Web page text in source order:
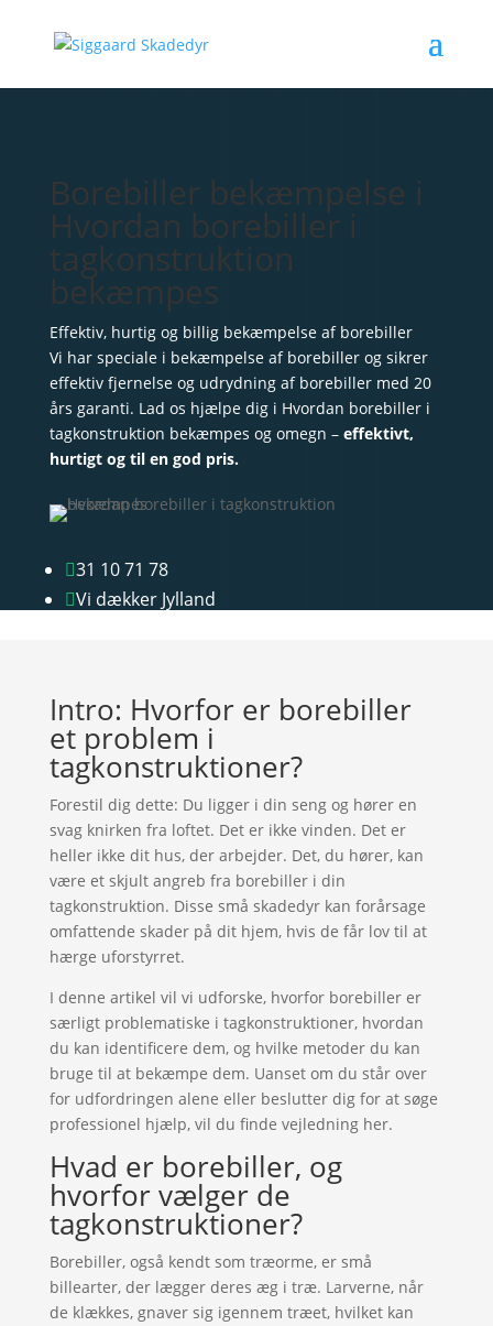
Borebiller bekæmpelse i
Hvordan borebiller i
tagkonstruktion
bekæmpes
Effektiv, hurtig og billig bekæmpelse af borebiller
Vi har speciale i bekæmpelse af borebiller og sikrer
effektiv fjernelse og udrydning af borebiller med 20
års garanti. Lad os hjælpe dig i Hvordan borebiller i
tagkonstruktion bekæmpes og omegn –effektivt,
hurtigt og til en god pris.
31 10 71 78
Vi dækker Jylland
Intro: Hvorfor er borebiller
et problem i
tagkonstruktioner?
Forestil dig dette: Du ligger i din seng og hører en
svag knirken fra loftet. Det er ikke vinden. Det er
heller ikke dit hus, der arbejder. Det, du hører, kan
være et skjult angreb fra borebiller i din
tagkonstruktion. Disse små skadedyr kan forårsage
omfattende skader på dit hjem, hvis de får lov til at
hærge uforstyrret.
I denne artikel vil vi udforske, hvorfor borebiller er
særligt problematiske i tagkonstruktioner, hvordan
du kan identificere dem, og hvilke metoder du kan
bruge til at bekæmpe dem. Uanset om du står over
for udfordringen alene eller beslutter dig for at søge
professionel hjælp, vil du finde vejledning her.
Hvad er borebiller, og
hvorfor vælger de
tagkonstruktioner?
Borebiller, også kendt som træorme, er små
billearter, der lægger deres æg i træ. Larverne, når
de klækkes, gnaver sig igennem træet, hvilket kan